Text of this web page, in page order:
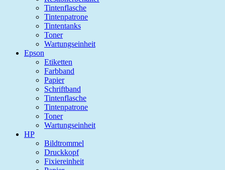
Tintenflasche
Tintenpatrone
Tintentanks
Toner
Wartungseinheit
Epson
Etiketten
Farbband
Papier
Schriftband
Tintenflasche
Tintenpatrone
Toner
Wartungseinheit
HP
Bildtrommel
Druckkopf
Fixiereinheit